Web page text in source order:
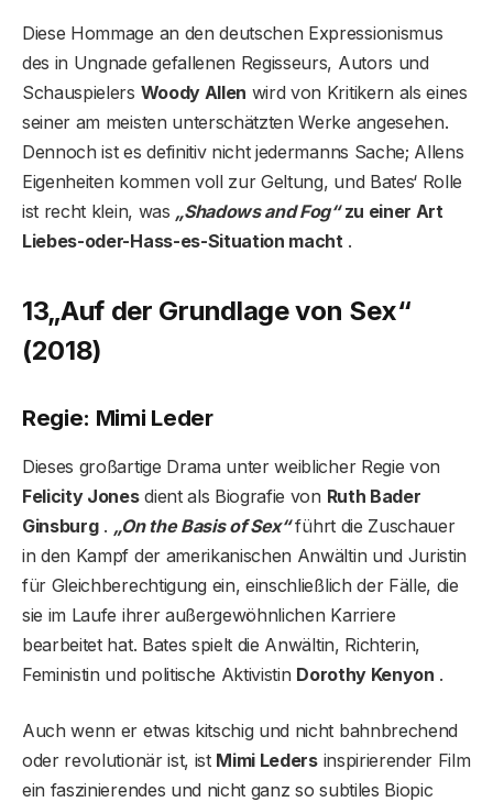
Diese Hommage an den deutschen Expressionismus
des in Ungnade gefallenen Regisseurs, Autors und
Schauspielers Woody Allen wird von Kritikern als eines
seiner am meisten unterschätzten Werke angesehen.
Dennoch ist es definitiv nicht jedermanns Sache; Allens
Eigenheiten kommen voll zur Geltung, und Bates‘ Rolle
ist recht klein, was „Shadows and Fog“zu einer Art
Liebes-oder-Hass-es-Situation macht.
13„Auf der Grundlage von Sex“
(2018)
Regie: Mimi Leder
Dieses großartige Drama unter weiblicher Regie von
Felicity Jonesdient als Biografie von Ruth Bader
Ginsburg. „On the Basis of Sex“führt die Zuschauer
in den Kampf der amerikanischen Anwältin und Juristin
für Gleichberechtigung ein, einschließlich der Fälle, die
sie im Laufe ihrer außergewöhnlichen Karriere
bearbeitet hat. Bates spielt die Anwältin, Richterin,
Feministin und politische Aktivistin Dorothy Kenyon .
Auch wenn er etwas kitschig und nicht bahnbrechend
oder revolutionär ist, ist Mimi Ledersinspirierender Film
ein faszinierendes und nicht ganz so subtiles Biopic